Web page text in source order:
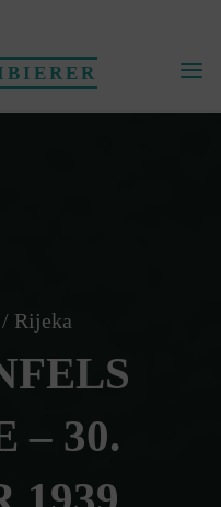
Rijeka
– 30.